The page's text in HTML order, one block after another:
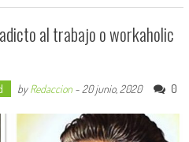
al trabajo o workaholic
byRedaccion- 20 junio, 2020 0